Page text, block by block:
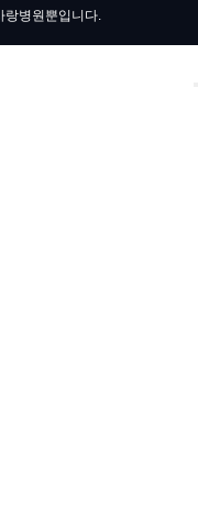
랑병원뿐입니다.